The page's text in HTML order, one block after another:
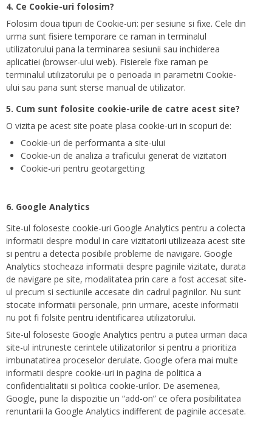
4. Ce Cookie-uri folosim?
Folosim doua tipuri de Cookie-uri: per sesiune si fixe. Cele din
urma sunt fisiere temporare ce raman in terminalul
utilizatorului pana la terminarea sesiunii sau inchiderea
aplicatiei (browser-ului web). Fisierele fixe raman pe
terminalul utilizatorului pe o perioada in parametrii Cookie-
ului sau pana sunt sterse manual de utilizator.
5. Cum sunt folosite cookie-urile de catre acest site?
O vizita pe acest site poate plasa cookie-uri in scopuri de:
Cookie-uri de performanta a site-ului
Cookie-uri de analiza a traficului generat de vizitatori
Cookie-uri pentru geotargetting
6. Google Analytics
Site-ul foloseste cookie-uri Google Analytics pentru a colecta
informatii despre modul in care vizitatorii utilizeaza acest site
si pentru a detecta posibile probleme de navigare. Google
Analytics stocheaza informatii despre paginile vizitate, durata
de navigare pe site, modalitatea prin care a fost accesat site-
ul precum si sectiunile accesate din cadrul paginilor. Nu sunt
stocate informatii personale, prin urmare, aceste informatii
nu pot fi folsite pentru identificarea utilizatorului.
Site-ul foloseste Google Analytics pentru a putea urmari daca
site-ul intruneste cerintele utilizatorilor si pentru a prioritiza
imbunatatirea proceselor derulate. Google ofera mai multe
informatii despre cookie-uri in pagina de politica a
confidentialitatii si politica cookie-urilor. De asemenea,
Google, pune la dispozitie un “add-on” ce ofera posibilitatea
renuntarii la Google Analytics indifferent de paginile accesate.